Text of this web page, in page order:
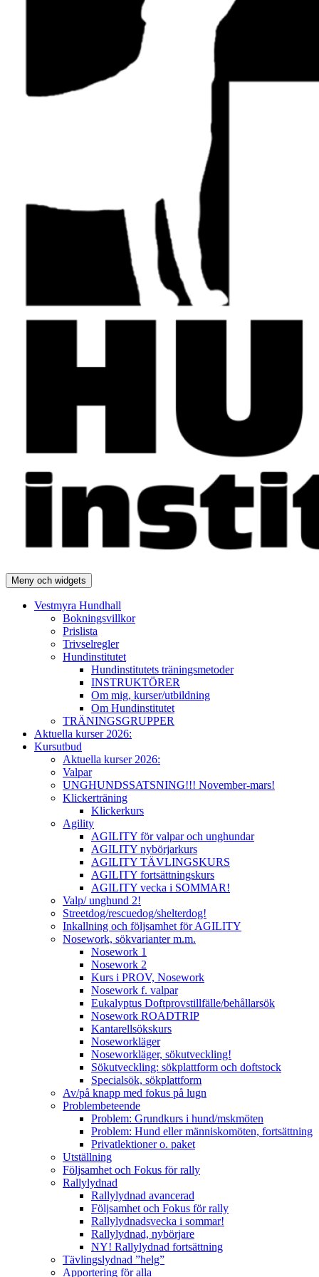
Meny och widgets
Vestmyra Hundhall
Bokningsvillkor
Prislista
Trivselregler
Hundinstitutet
Hundinstitutets träningsmetoder
INSTRUKTÖRER
Om mig, kurser/utbildning
Om Hundinstitutet
TRÄNINGSGRUPPER
Aktuella kurser 2026:
Kursutbud
Aktuella kurser 2026:
Valpar
UNGHUNDSSATSNING!!! November-mars!
Klickerträning
Klickerkurs
Agility
AGILITY för valpar och unghundar
AGILITY nybörjarkurs
AGILITY TÄVLINGSKURS
AGILITY fortsättningskurs
AGILITY vecka i SOMMAR!
Valp/ unghund 2!
Streetdog/rescuedog/shelterdog!
Inkallning och följsamhet för AGILITY
Nosework, sökvarianter m.m.
Nosework 1
Nosework 2
Kurs i PROV, Nosework
Nosework f. valpar
Eukalyptus Doftprovstillfälle/behållarsök
Nosework ROADTRIP
Kantarellsökskurs
Noseworkläger
Noseworkläger, sökutveckling!
Sökutveckling: sökplattform och doftstock
Specialsök, sökplattform
Av/på knapp med fokus på lugn
Problembeteende
Problem: Grundkurs i hund/mskmöten
Problem: Hund eller människomöten, fortsättning
Privatlektioner o. paket
Utställning
Följsamhet och Fokus för rally
Rallylydnad
Rallylydnad avancerad
Följsamhet och Fokus för rally
Rallylydnadsvecka i sommar!
Rallylydnad, nybörjare
NY! Rallylydnad fortsättning
Tävlingslydnad ”helg”
Apportering för alla